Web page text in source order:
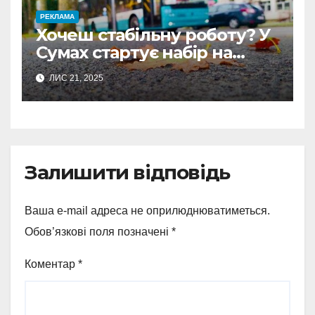
РЕКЛАМА
Хочеш стабільну роботу? У
Сумах стартує набір на
безкоштовні курси водіїв
тролейбусів
ЛИС 21, 2025
Залишити відповідь
Ваша e-mail адреса не оприлюднюватиметься.
Обов’язкові поля позначені *
Коментар *